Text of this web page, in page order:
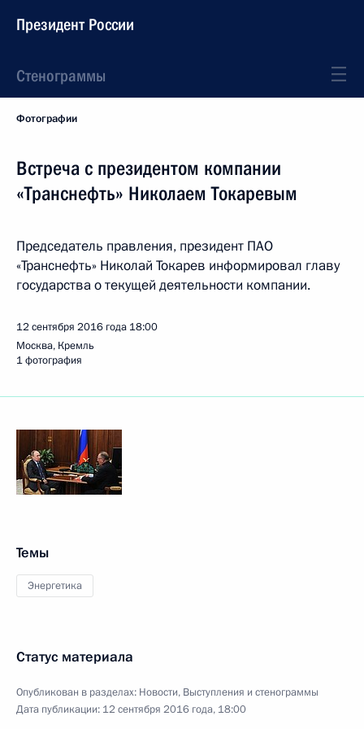
Президент России
Стенограммы
Фотографии
Встреча с президентом компании
«Транснефть» Николаем Токаревым
Председатель правления, президент ПАО
«Транснефть» Николай Токарев информировал главу
государства о текущей деятельности компании.
12 сентября 2016 года 18:00
Москва, Кремль
1 фотография
Темы
Энергетика
Статус материала
Опубликован в разделах: Новости, Выступления и стенограммы
Дата публикации: 12 сентября 2016 года, 18:00